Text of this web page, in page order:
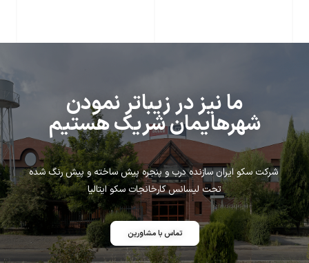
ما نيز در زيباتر نمودن
شهرهايمان شريك هستيم
شركت سكو ايران سازنده درب و پنجره پيش ساخته و پيش رنگ شده
تحت ليسانس كارخانجات سكو ايتاليا
تماس با مشاورین